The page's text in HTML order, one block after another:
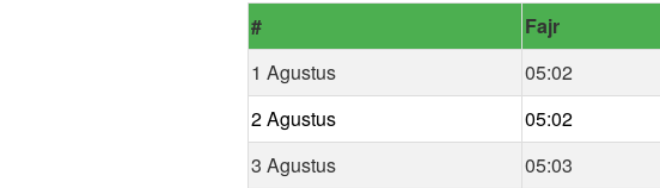
# Fajr
1 Agustus
05:02
2 Agustus
05:02
3 Agustus
05:03